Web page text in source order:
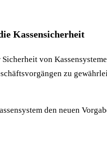
Kassensicherheit
von
zu
den neuen